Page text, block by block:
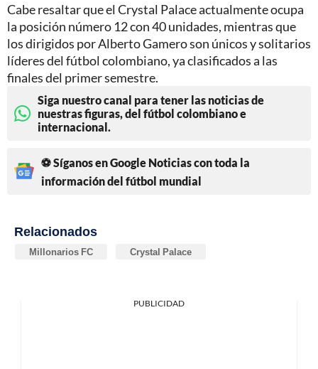
Cabe resaltar que el Crystal Palace actualmente ocupa
la posición número 12 con 40 unidades, mientras que
los dirigidos por Alberto Gamero son únicos y solitarios
líderes del fútbol colombiano, ya clasificados a las
finales del primer semestre.
Siga nuestro canal para tener las noticias de
nuestras figuras, del fútbol colombiano e
internacional.
⚽ Síganos en Google Noticias con toda la
información del fútbol mundial
Relacionados
Millonarios FC Crystal Palace
PUBLICIDAD